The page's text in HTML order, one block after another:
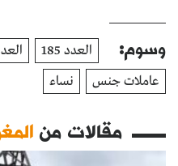
وسوم: العدد 185
عاملات جنس
نساء
مقالات من